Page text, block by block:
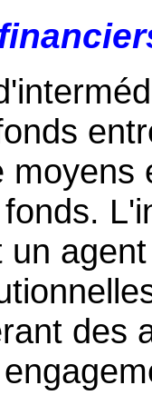
un
des